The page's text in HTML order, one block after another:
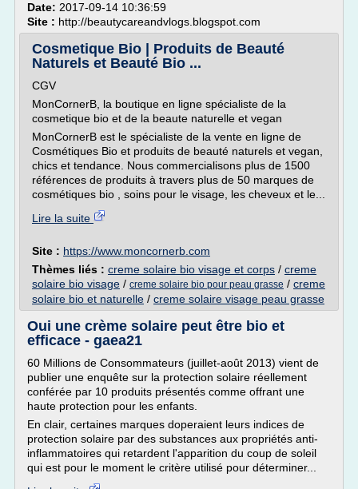
Date: 2017-09-14 10:36:59
Site : http://beautycareandvlogs.blogspot.com
Cosmetique Bio | Produits de Beauté
Naturels et Beauté Bio ...
CGV
MonCornerB, la boutique en ligne spécialiste de la
cosmetique bio et de la beaute naturelle et vegan
MonCornerB est le spécialiste de la vente en ligne de
Cosmétiques Bio et produits de beauté naturels et vegan,
chics et tendance. Nous commercialisons plus de 1500
références de produits à travers plus de 50 marques de
cosmétiques bio , soins pour le visage, les cheveux et le...
Lire la suite
Site : https://www.moncornerb.com
Thèmes liés : creme solaire bio visage et corps / creme
solaire bio visage / creme solaire bio pour peau grasse / creme
solaire bio et naturelle / creme solaire visage peau grasse
Oui une crème solaire peut être bio et
efficace - gaea21
60 Millions de Consommateurs (juillet-août 2013) vient de
publier une enquête sur la protection solaire réellement
conférée par 10 produits présentés comme offrant une
haute protection pour les enfants.
En clair, certaines marques doperaient leurs indices de
protection solaire par des substances aux propriétés anti-
inflammatoires qui retardent l'apparition du coup de soleil
qui est pour le moment le critère utilisé pour déterminer...